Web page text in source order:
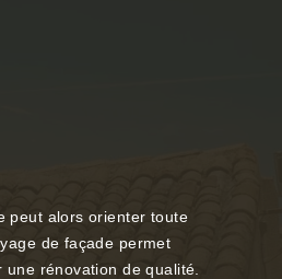
peut alors orienter toute
de façade permet
rénovation de qualité.